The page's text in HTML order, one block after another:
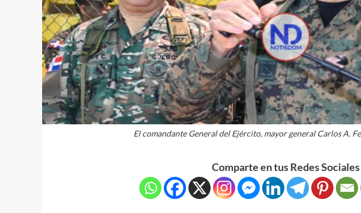
El comandante General del Ejército, mayor general Carlos A.
Comparte en tus Redes Sociales